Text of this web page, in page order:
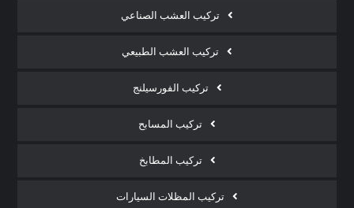
تركيب العشب الصناعي
تركيب العشب الطبيعي
تركيب الفورسيلنج
تركيب المسابح
تركيب المطابخ
تركيب المظلات السيارات